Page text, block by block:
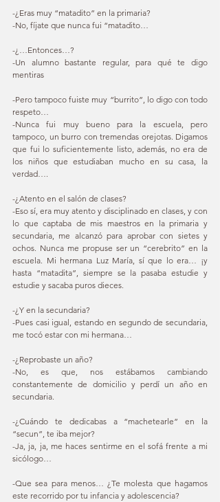
-¿Eras muy “matadito” en la primaria?
-No, fíjate que nunca fui “matadito…
-¿…Entonces…?
-Un alumno bastante regular, para qué te digo
mentiras
-Pero tampoco fuiste muy “burrito”, lo digo con todo
respeto…
-Nunca fui muy bueno para la escuela, pero
tampoco, un burro con tremendas orejotas. Digamos
que fui lo suficientemente listo, además, no era de
los niños que estudiaban mucho en su casa, la
verdad….
-¿Atento en el salón de clases?
-Eso sí, era muy atento y disciplinado en clases, y con
lo que captaba de mis maestros en la primaria y
secundaria, me alcanzó para aprobar con sietes y
ochos. Nunca me propuse ser un “cerebrito” en la
escuela. Mi hermana Luz María, sí que lo era… ¡y
hasta “matadita”, siempre se la pasaba estudie y
estudie y sacaba puros dieces.
-¿Y en la secundaria?
-Pues casi igual, estando en segundo de secundaria,
me tocó estar con mi hermana…
-¿Reprobaste un año?
-No, es que, nos estábamos cambiando
constantemente de domicilio y perdí un año en
secundaria.
-¿Cuándo te dedicabas a “machetearle” en la
“secun”, te iba mejor?
-Ja, ja, ja, me haces sentirme en el sofá frente a mi
sicólogo…
-Que sea para menos… ¿Te molesta que hagamos
este recorrido por tu infancia y adolescencia?